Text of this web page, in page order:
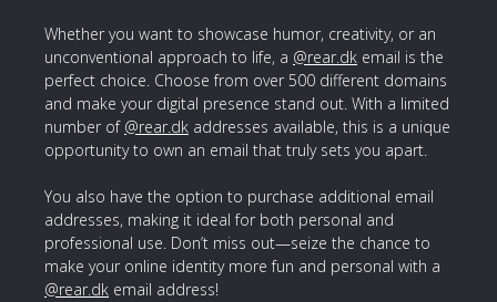
Whether you want to showcase humor, creativity, or an
unconventional approach to life, a @rear.dk email is the
perfect choice. Choose from over 500 different domains
and make your digital presence stand out. With a limited
number of @rear.dk addresses available, this is a unique
opportunity to own an email that truly sets you apart.
You also have the option to purchase additional email
addresses, making it ideal for both personal and
professional use. Don’t miss out—seize the chance to
make your online identity more fun and personal with a
@rear.dk email address!